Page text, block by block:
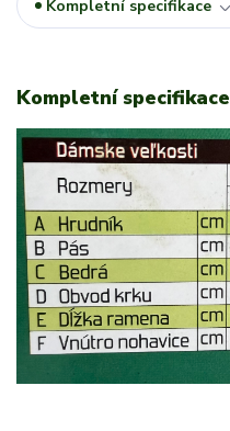
Kompletní specifikace
Kompletní specifikace